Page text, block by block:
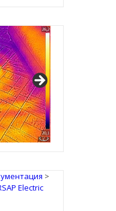
>
Electric